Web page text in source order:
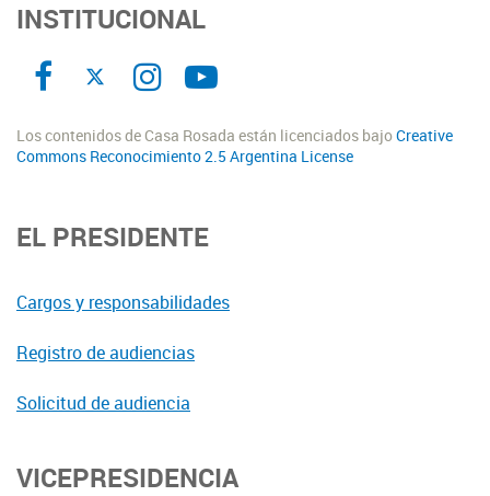
INSTITUCIONAL
Los contenidos de Casa Rosada están licenciados bajoCreative
Commons Reconocimiento 2.5 Argentina License
EL PRESIDENTE
Cargos y responsabilidades
Registro de audiencias
Solicitud de audiencia
VICEPRESIDENCIA